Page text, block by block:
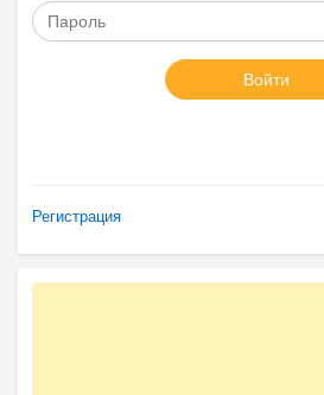
Войти
Регистрация